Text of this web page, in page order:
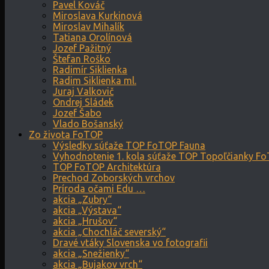
Pavel Kováč
Miroslava Kurkinová
Miroslav Mihalík
Tatiana Orolínová
Jozef Pažitný
Štefan Roško
Radimír Siklienka
Radim Siklienka ml.
Juraj Valkovič
Ondrej Sládek
Jozef Šabo
Vlado Bošanský
Zo života FoTOP
Výsledky súťaže TOP FoTOP Fauna
Vyhodnotenie 1. kola súťaže TOP Topoľčianky
TOP FoTOP Architektúra
Prechod Zoborských vrchov
Príroda očami Edu …
akcia „Zubry“
akcia „Výstava“
akcia „Hrušov“
akcia „Chochláč severský“
Dravé vtáky Slovenska vo fotografii
akcia „Snežienky“
akcia „Bujakov vrch“